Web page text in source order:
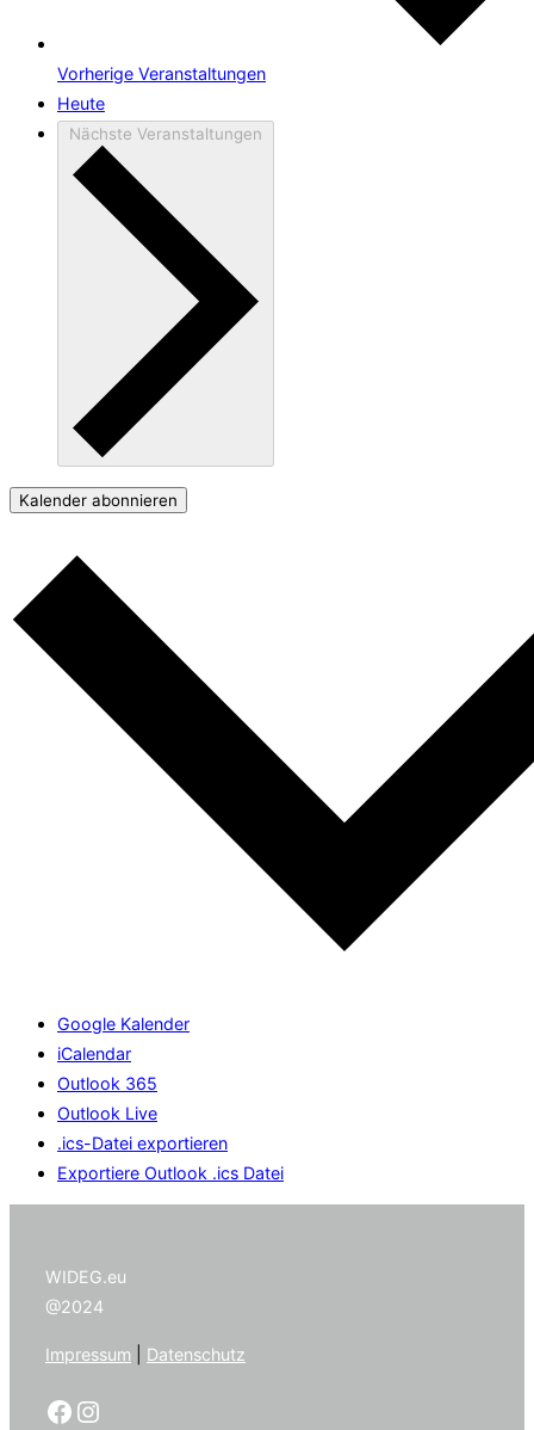
Vorherige Veranstaltungen
Heute
Nächste Veranstaltungen
Kalender abonnieren
Google Kalender
iCalendar
Outlook 365
Outlook Live
.ics-Datei exportieren
Exportiere Outlook .ics Datei
WIDEG.eu
@2024
Impressum Datenschutz
Facebook Instagram